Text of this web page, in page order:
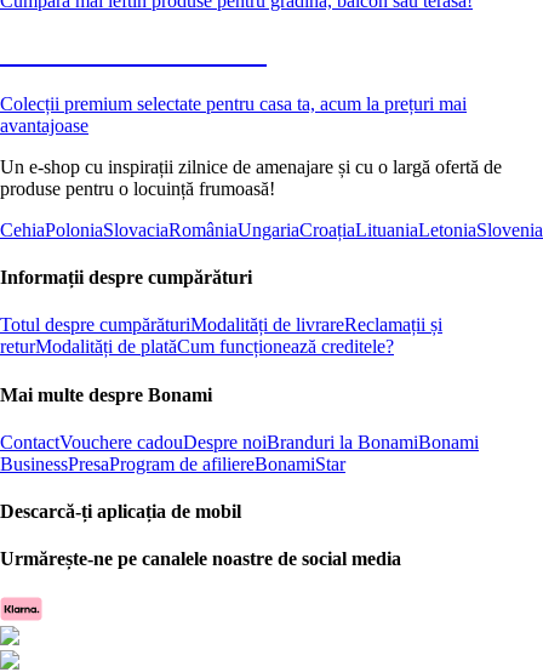
Colecții premium selectate pentru casa ta, acum la prețuri mai
avantajoase
Un e-shop cu inspirații zilnice de amenajare și cu o largă ofertă de
produse pentru o locuință frumoasă!
CehiaPoloniaSlovaciaRomâniaUngariaCroațiaLituaniaLetoniaSlovenia
Informații despre cumpărături
Totul despre cumpărăturiModalități de livrareReclamații și
returModalități de platăCum funcționează creditele?
Mai multe despre Bonami
ContactVouchere cadouDespre noiBranduri la BonamiBonami
BusinessPresaProgram de afiliereBonamiStar
Descarcă-ți aplicația de mobil
Urmărește-ne pe canalele noastre de social media